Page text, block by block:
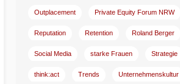
Outplacement Private Equity Forum NRW
Reputation Retention Roland Berger
Social Media starke Frauen Strategie
think:act Trends Unternehmenskultur